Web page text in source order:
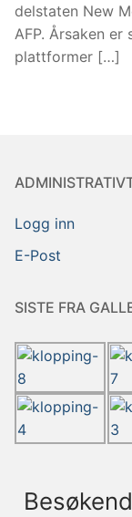
delstaten New
AFP. Årsaken
plattformer […]
Logg inn
E-Post
SISTE FRA